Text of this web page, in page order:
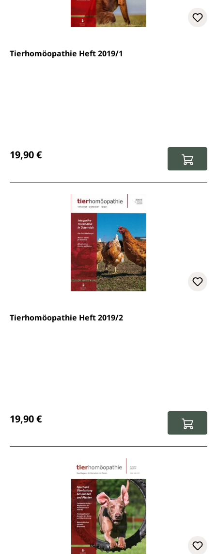
Tierhomöopathie Heft 2019/1
19,90 €
Tierhomöopathie Heft 2019/2
19,90 €